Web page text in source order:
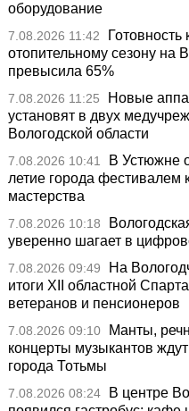
оборудование
7.08.2026 11:42
Готовность
отопительному сезону на
превысила 65%
7.08.2026 11:25
Новые
установят в двух
Вологодской области
7.08.2026 10:41
В Устюжне
летие города фестивалем
мастерства
7.08.2026 10:18
уверенно шагает в
7.08.2026 09:49
На
итоги XII областной
ветеранов и пенсионеров
7.08.2026 09:10
Манты,
концерты музыкантов
города Тотьмы
7.08.2026 08:24
В центре